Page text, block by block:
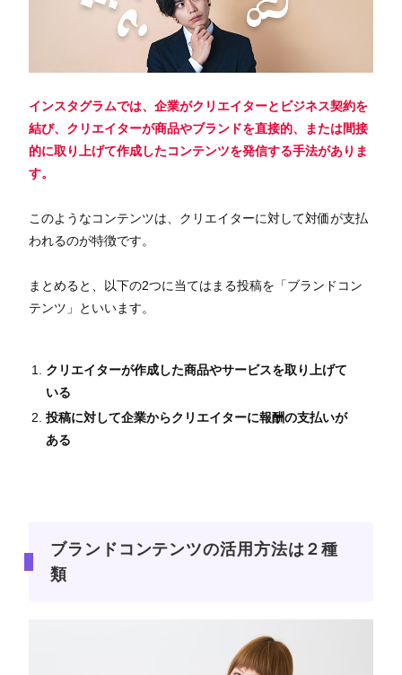
インスタグラムでは、企業がクリエイターとビジネス契約を
結び、クリエイターが商品やブランドを直接的、または間接
的に取り上げて作成したコンテンツを発信する手法がありま
す。
このようなコンテンツは、クリエイターに対して対価が支払
われるのが特徴です。
まとめると、以下の2つに当てはまる投稿を「ブランドコン
テンツ」といいます。
クリエイターが作成した商品やサービスを取り上げて
いる
投稿に対して企業からクリエイターに報酬の支払いが
ある
ブランドコンテンツの活用方法は２種
類